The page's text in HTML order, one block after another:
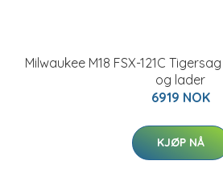
Milwaukee M18 FSX-121C
og lader
6919 NOK
KJØP NÅ